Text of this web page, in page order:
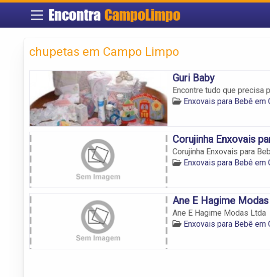
EncontraCampoLimpo
chupetas em Campo Limpo
Guri Baby
Encontre tudo que precisa
Enxovais para Bebê em
Corujinha Enxovais
Corujinha Enxovais para
Enxovais para Bebê em
Ane E Hagime
Ane E Hagime Modas Ltda
Enxovais para Bebê em